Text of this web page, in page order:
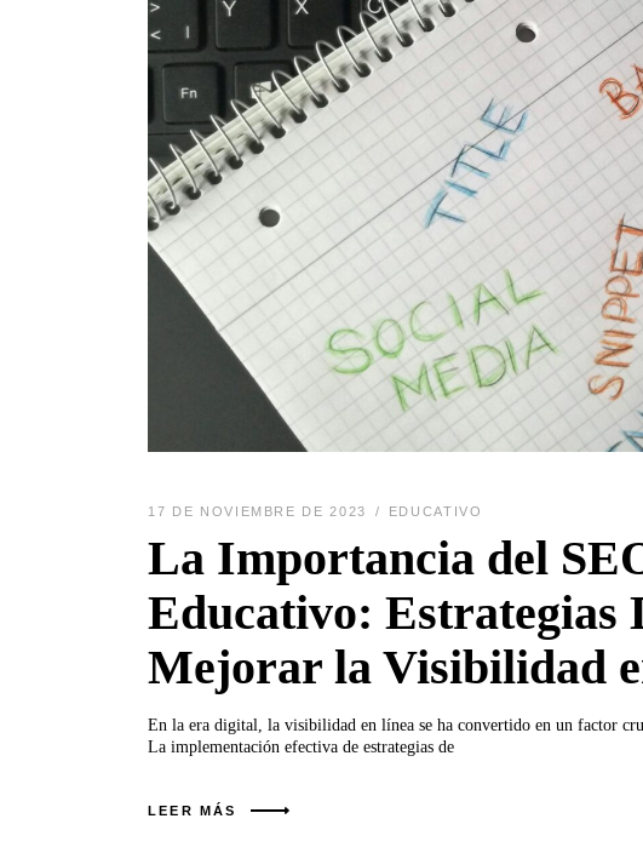
17 DE NOVIEMBRE DE 2023 EDUCATIVO
La Importancia del
Educativo: Estrategias
Mejorar la Visibilidad
En la era digital, la visibilidad en línea se ha convertido en un factor
La implementación efectiva de estrategias de
LEER MÁS